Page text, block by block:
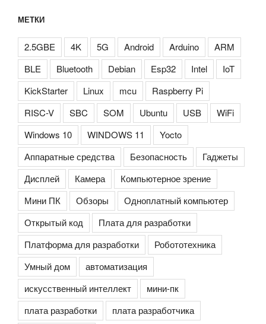
МЕТКИ
2.5GBE 4K 5G Android Arduino
ARM
BLE
Bluetooth Debian Esp32 Intel
IoT
KickStarter
Linux mcu
Raspberry Pi
RISC-V
SBC SOM Ubuntu USB
WiFi
Windows 10
WINDOWS 11
Yocto
Аппаратные средства
Безопасность
Гаджеты
Дисплей
Камера
Компьютерное зрение
Мини ПК
Обзоры
Одноплатный компьютер
Открытый код
Плата для разработки
Платформа для разработки
Робототехника
Умный дом
автоматизация
искусственный интеллект
мини-пк
плата разработки
плата разработчика